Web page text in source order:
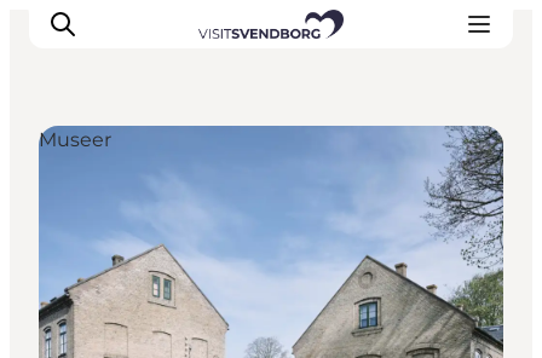
Oplev kultur & natur
Det sker i Svendborg
Spis og drik
handelsbyen Svendborg
Overnatning
Museer